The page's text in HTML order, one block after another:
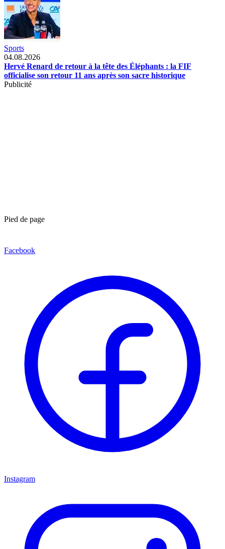
Sports
04.08.2026
Hervé Renard de retour à la tête des Éléphants : la FIF
officialise son retour 11 ans après son sacre historique
Publicité
Pied de page
Facebook
Instagram